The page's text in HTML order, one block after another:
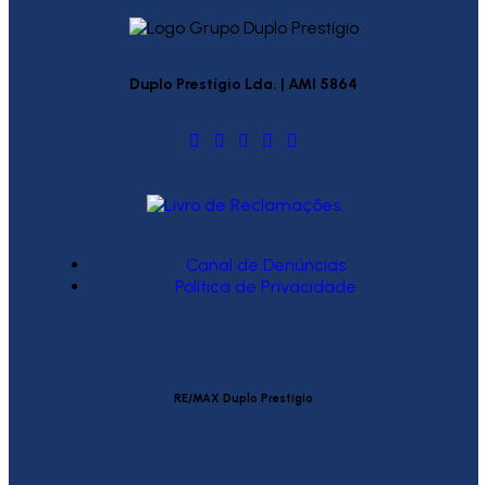
Duplo Prestígio Lda. | AMI 5864
Canal de Denúncias
Política de Privacidade
RE/MAX Duplo Prestígio